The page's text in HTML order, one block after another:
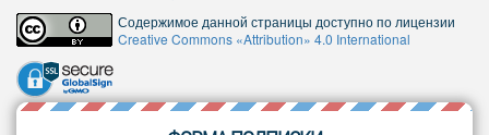
Содержимое данной страницы доступно по лицензии
Creative Commons «Attribution» 4.0 International